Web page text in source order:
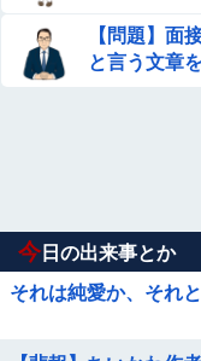
【問題】面
と言う文章
今 日の出来事とか
それは純愛か、それ